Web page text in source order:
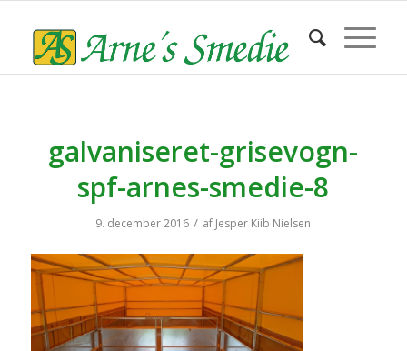
galvaniseret-grisevogn-
spf-arnes-smedie-8
9. december 2016 / af Jesper Kiib Nielsen